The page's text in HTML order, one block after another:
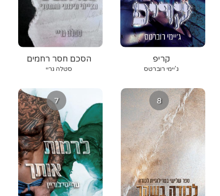
הסכם חסר רחמים
סטלה גריי
קריפ
ג’יימי רוברטס
7 8